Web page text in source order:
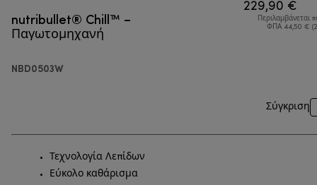
nutribullet® Chill™ –
Παγωτομηχανή
NBD0503W
229,90 €
Περιλαμβάνεται
ΦΠΑ 44,50 €
Σύγκριση
Τεχνολογία Λεπίδων
Εύκολο καθάρισμα